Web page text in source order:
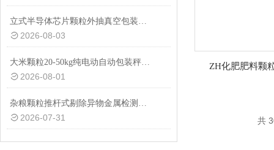
立式半导体芯片颗粒外抽真空包装机厂家
2026-08-03
大米颗粒20-50kg纯电动自动包装秤设备
2026-08-01
杂粮颗粒推杆式剔除异物金属检测机多少钱
2026-07-31
ZH化肥肥料颗
共